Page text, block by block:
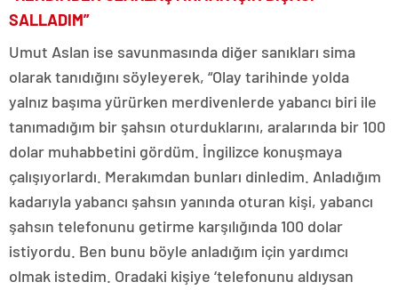
SALLADIM”
Umut Aslan ise savunmasında diğer sanıkları sima
olarak tanıdığını söyleyerek, “Olay tarihinde yolda
yalnız başıma yürürken merdivenlerde yabancı biri ile
tanımadığım bir şahsın oturduklarını, aralarında bir 100
dolar muhabbetini gördüm. İngilizce konuşmaya
çalışıyorlardı. Merakımdan bunları dinledim. Anladığım
kadarıyla yabancı şahsın yanında oturan kişi, yabancı
şahsın telefonunu getirme karşılığında 100 dolar
istiyordu. Ben bunu böyle anladığım için yardımcı
olmak istedim. Oradaki kişiye ‘telefonunu aldıysan